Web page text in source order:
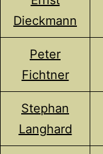
Dieckmann
Peter
Fichtner
Stephan
Langhard